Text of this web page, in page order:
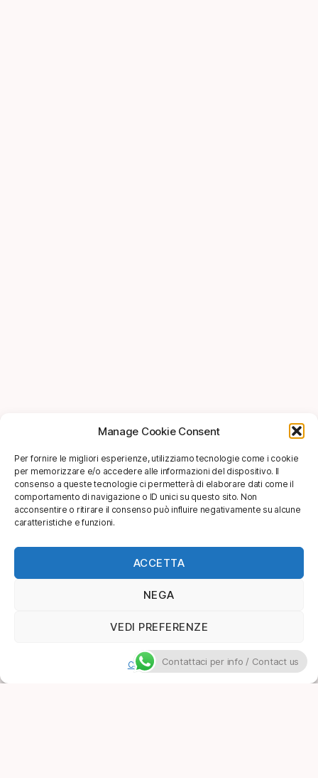
Manage Cookie Consent
Per fornire le migliori esperienze, utilizziamo tecnologie come i cookie
per memorizzare e/o accedere alle informazioni del dispositivo. Il
consenso a queste tecnologie ci permetterà di elaborare dati come il
comportamento di navigazione o ID unici su questo sito. Non
acconsentire o ritirare il consenso può influire negativamente su alcune
caratteristiche e funzioni.
ACCETTA
NEGA
VEDI PREFERENZE
Cookie PolicyContattaci per info / Contact us